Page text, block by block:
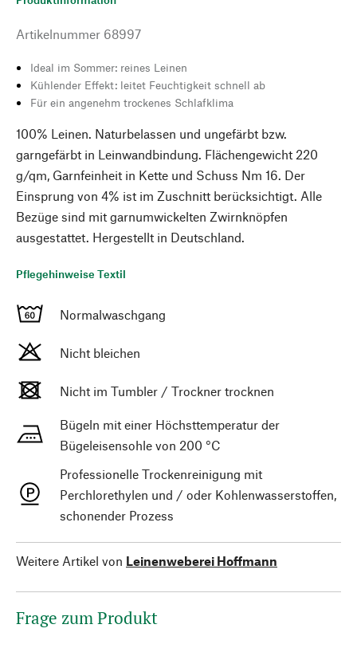
Artikelnummer 68997
Ideal im Sommer: reines Leinen
Kühlender Effekt: leitet Feuchtigkeit schnell ab
Für ein angenehm trockenes Schlafklima
100% Leinen. Naturbelassen und ungefärbt bzw.
garngefärbt in Leinwandbindung. Flächengewicht 220
g/qm, Garnfeinheit in Kette und Schuss Nm 16. Der
Einsprung von 4% ist im Zuschnitt berücksichtigt. Alle
Bezüge sind mit garnumwickelten Zwirnknöpfen
ausgestattet. Hergestellt in Deutschland.
Pflegehinweise Textil
Normalwaschgang
Nicht bleichen
Nicht im Tumbler / Trockner trocknen
Bügeln mit einer Höchsttemperatur der
Bügeleisensohle von 200 °C
Professionelle Trockenreinigung mit
Perchlorethylen und / oder Kohlenwasserstoffen,
schonender Prozess
Weitere Artikel von Leinenweberei Hoffmann
Frage zum Produkt